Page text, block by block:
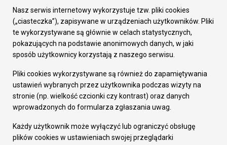
Załatw sprawę
Prezydent Miasta
Rada Miasta
Wydziały
Elektroniczna Skrzynka Podawcza
Gospodarka
Fundusze europejskie
Środki krajowe
Oferty inwestycyjne
Pozostałe
Deklaracja dostępności
Nasz serwis internetowy wykorzystuje tzw. pliki cookies
(„ciasteczka”), zapisywane w urządzeniach użytkowników. Pliki
te wykorzystywane są głównie w celach statystycznych,
pokazujących na podstawie anonimowych danych, w jaki
sposób użytkownicy korzystają z naszego serwisu.
Pliki cookies wykorzystywane są również do zapamiętywania
ustawień wybranych przez użytkownika podczas wizyty na
stronie (np. wielkość czcionki czy kontrast) oraz danych
wprowadzonych do formularza zgłaszania uwag.
Każdy użytkownik może wyłączyć lub ograniczyć obsługę
plików cookies w ustawieniach swojej przeglądarki